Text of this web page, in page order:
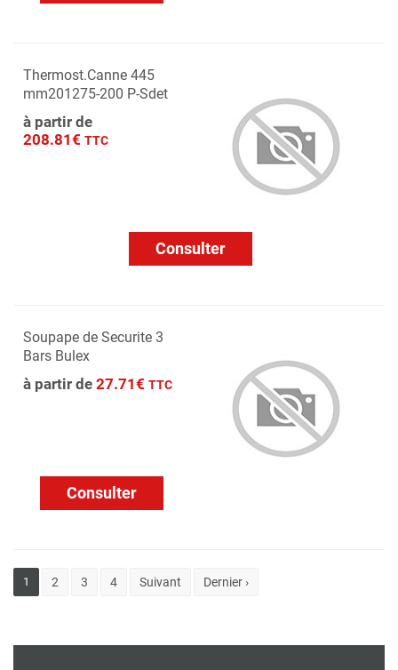
Thermost.Canne 445
mm201275-200 P-Sdet
à partir de
208.81€ TTC
Consulter
Soupape de Securite 3
Bars Bulex
à partir de 27.71€ TTC
Consulter
1 2 3 4 Suivant Dernier ›